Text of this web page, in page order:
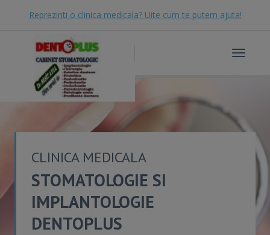
Reprezinti o clinica medicala? Uite cum te putem ajuta!
Toggle
CLINICA MEDICALA
STOMATOLOGIE SI
IMPLANTOLOGIE
DENTOPLUS